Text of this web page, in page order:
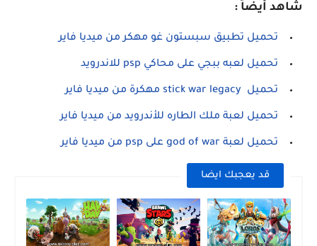
شاهد أيضاً :
تحميل تطبيق سبستون غو مهكر من ميديا فاير
تحميل لعبه ببجي على محاكي psp للاندرويد
تحميل stick war legacy مهكرة من ميديا فاير
تحميل لعبة ملك الطاره للأندرويد من ميديا فاير
تحميل لعبة god of war على psp من ميديا فاير
قد يعجبك ايضا